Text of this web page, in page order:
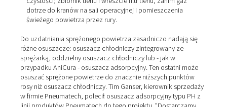
Dostawa i instalacja przez
oddział północny ALUP